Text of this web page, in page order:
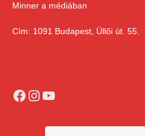
Minner a médiában
Cím: 1091 Budapest, Üllői út. 55.
Facebook
Instagram
YouTube